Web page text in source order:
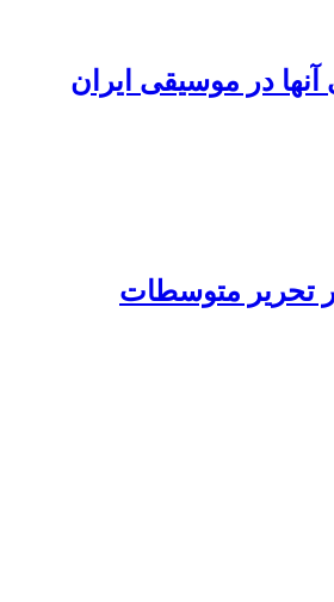
در موسیقی ایران
تحریر متوسطات